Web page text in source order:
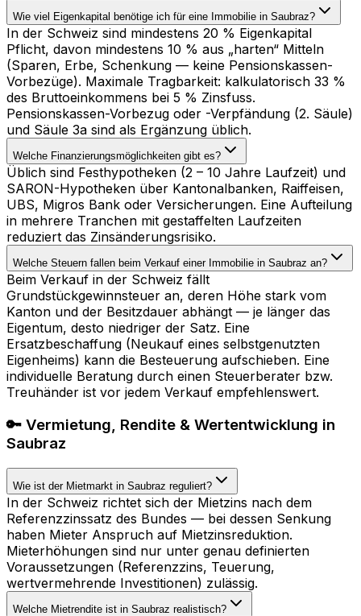
Wie viel Eigenkapital benötige ich für eine Immobilie in Saubraz?
In der Schweiz sind mindestens 20 % Eigenkapital
Pflicht, davon mindestens 10 % aus „harten“ Mitteln
(Sparen, Erbe, Schenkung — keine Pensionskassen-
Vorbezüge). Maximale Tragbarkeit: kalkulatorisch 33 %
des Bruttoeinkommens bei 5 % Zinsfuss.
Pensionskassen-Vorbezug oder -Verpfändung (2. Säule)
und Säule 3a sind als Ergänzung üblich.
Welche Finanzierungsmöglichkeiten gibt es?
Üblich sind Festhypotheken (2 – 10 Jahre Laufzeit) und
SARON-Hypotheken über Kantonalbanken, Raiffeisen,
UBS, Migros Bank oder Versicherungen. Eine Aufteilung
in mehrere Tranchen mit gestaffelten Laufzeiten
reduziert das Zinsänderungsrisiko.
Welche Steuern fallen beim Verkauf einer Immobilie in Saubraz an?
Beim Verkauf in der Schweiz fällt
Grundstückgewinnsteuer an, deren Höhe stark vom
Kanton und der Besitzdauer abhängt — je länger das
Eigentum, desto niedriger der Satz. Eine
Ersatzbeschaffung (Neukauf eines selbstgenutzten
Eigenheims) kann die Besteuerung aufschieben. Eine
individuelle Beratung durch einen Steuerberater bzw.
Treuhänder ist vor jedem Verkauf empfehlenswert.
🔑 Vermietung, Rendite & Wertentwicklung in
Saubraz
Wie ist der Mietmarkt in Saubraz reguliert?
In der Schweiz richtet sich der Mietzins nach dem
Referenzzinssatz des Bundes — bei dessen Senkung
haben Mieter Anspruch auf Mietzinsreduktion.
Mieterhöhungen sind nur unter genau definierten
Voraussetzungen (Referenzzins, Teuerung,
wertvermehrende Investitionen) zulässig.
Welche Mietrendite ist in Saubraz realistisch?